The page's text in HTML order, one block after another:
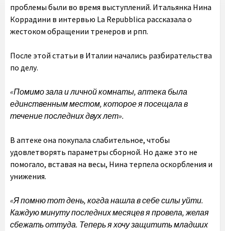
проблемы были во время выступлений. Итальянка Нина
Коррадини в интервью La Repubblica рассказала о
жестоком обращении тренеров и рпп.
После этой статьи в Италии начались разбирательства
по делу.
«Помимо зала и личной комнаты, аптека была
единственным местом, которое я посещала в
течение последних двух лет».
В аптеке она покупала слабительное, чтобы
удовлетворять параметры сборной. Но даже это не
помогало, вставая на весы, Нина терпела оскорбления и
унижения.
«Я помню тот день, когда нашла в себе силы уйти.
Каждую минуту последних месяцев я провела, желая
сбежать оттуда. Теперь я хочу защитить младших